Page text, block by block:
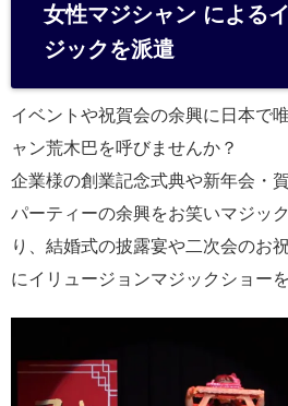
女性マジシャン による
ジックを派遣
イベントや祝賀会の余興に日本で
ャン荒木巴を呼びませんか？
企業様の創業記念式典や新年会・
パーティーの余興をお笑いマジッ
り、結婚式の披露宴や二次会のお
にイリュージョンマジックショー